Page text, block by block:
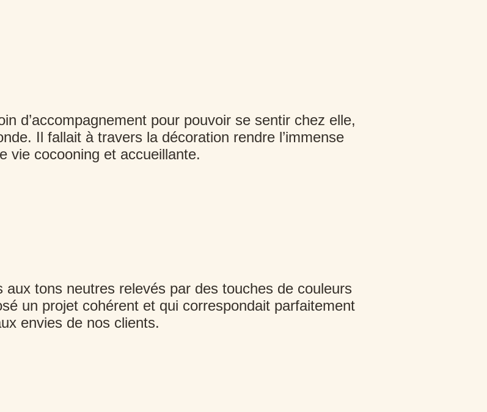
d’accompagnement pour pouvoir se sentir chez elle,
Il fallait à travers la décoration rendre l’immense
vie cocooning et accueillante.
tons neutres relevés par des touches de couleurs
un projet cohérent et qui correspondait parfaitement
envies de nos clients.